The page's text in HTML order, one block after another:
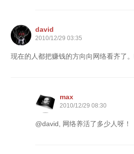
david
2010/12/29 03:35
现在的人都把赚钱的方向向网络看齐了。
max
2010/12/29 08:30
@david, 网络养活了多少人呀！